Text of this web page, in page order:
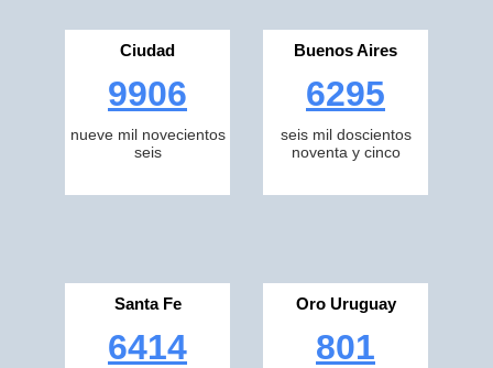
Ciudad
9906
nueve mil novecientos
seis
Buenos Aires
6295
seis mil doscientos
noventa y cinco
Santa Fe
6414
Oro Uruguay
801